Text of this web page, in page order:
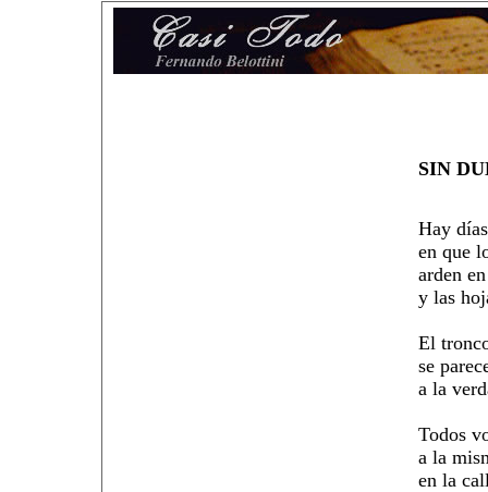
SIN
Hay
en que
arden
y las
El
se
a la
Todos
a la
en la